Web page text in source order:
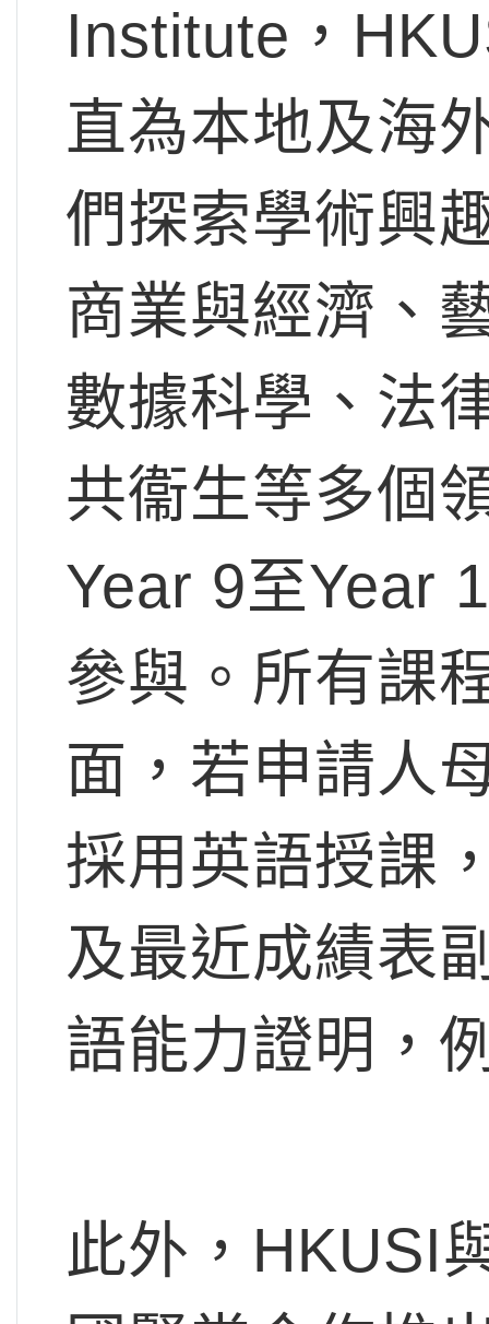
Institute，
直為本地及海
們探索學術興
商業與經濟、
數據科學、法
共衞生等多個
Year 9至Year
參與。所有課
面，若申請人
採用英語授課
及最近成績表
語能力證明，
此外，HKUSI